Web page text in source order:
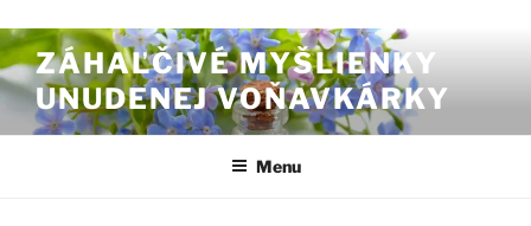
ZÁHAĽČIVÉ MYŠLIENKY
UNUDENEJ VOŇAVKÁRKY
Menu